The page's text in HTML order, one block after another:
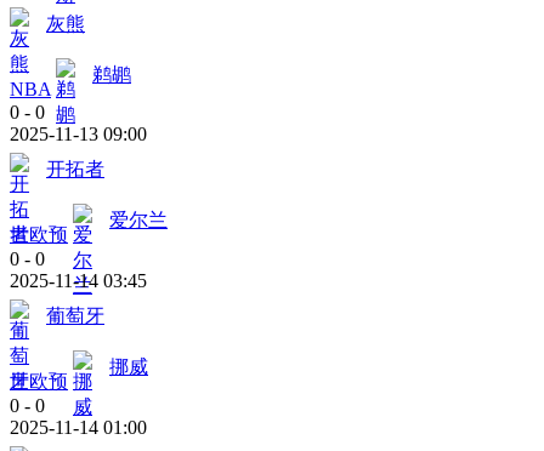
灰熊
NBA
鹈鹕
0 - 0
2025-11-13 09:00
开拓者
世欧预
爱尔兰
0 - 0
2025-11-14 03:45
葡萄牙
世欧预
挪威
0 - 0
2025-11-14 01:00